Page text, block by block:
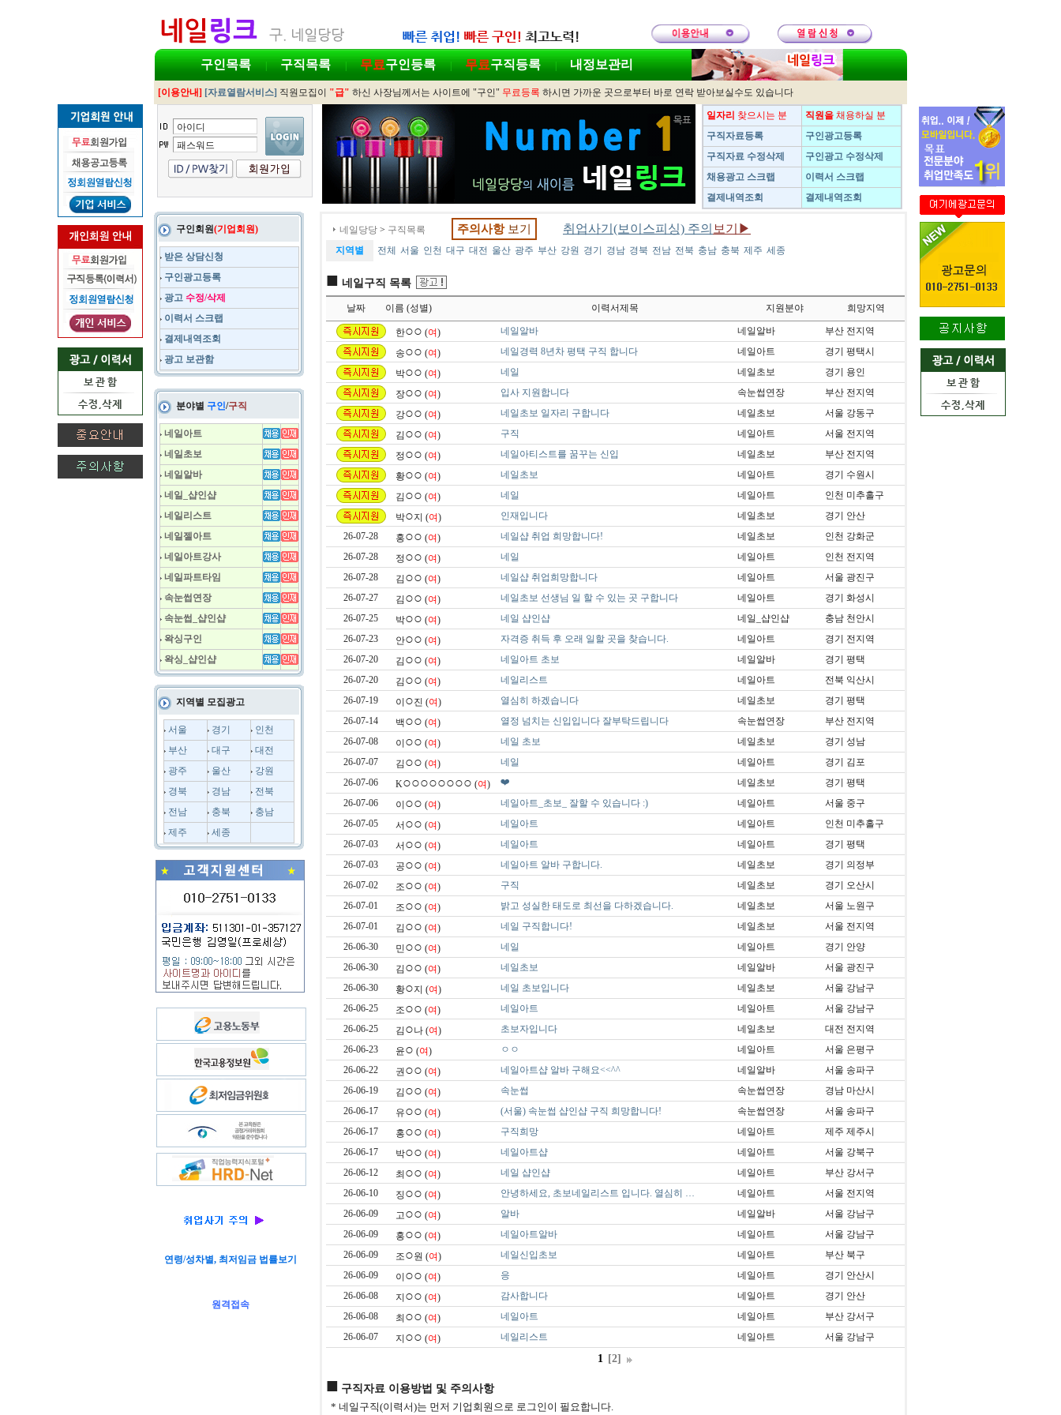
구인목록 | 구직목록 | 무료구인등록 | 무료구직등록 | 내정보관리
[이용안내] [자료열람서비스] 직원모집이 "급" 하신 사장님께서는 사이트에 "구인" 무료등록 하시면 가까운 곳으로부터 바로 연락 받아보실수도 있습니다
일자리 찾으시는 분 직원을 채용하실 분
구직자료등록
구인광고등록
구직자료 수정삭제
구인광고 수정삭제
채용광고 스크랩
이력서 스크랩
결제내역조회
결제내역조회
구인회원(기업회원)
받은 상담신청
구인광고등록
광고 수정/삭제
이력서 스크랩
결제내역조회
광고 보관함
분야별 구인/구직
네일아트
네일초보
네일알바
네일_샵인샵
네일리스트
네일젤아트
네일아트강사
네일파트타임
속눈썹연장
속눈썹_샵인샵
왁싱구인
왁싱_샵인샵
지역별 모집광고
서울 경기
인천
부산
대구
대전
광주
울산
강원
경북
경남
전북
전남
충북
충남
제주
세종
연령/성차별, 최저임금 법률보기
원격접속
네일당당 > 구직목록 주의사항 보기 취업사기(보이스피싱) 주의 보기▶
지역별 전체 서울 인천 대구 대전 울산 광주 부산 강원 경기 경남 경북 전남 전북 충남 충북 제주 세종
■ 네일구직 목록
날짜 이름 (성별) 이력서제목 지원분야 희망지역
한○○ (여) 네일알바 네일알바
부산 전지역
송○○ (여) 네일경력 8년차 평택 구직 합니다 네일아트
경기 평택시
박○○ (여) 네일 네일초보
경기 용인
장○○ (여) 입사 지원합니다 속눈썹연장
부산 전지역
강○○ (여) 네일초보 일자리 구합니다 네일초보
서울 강동구
김 ○○ (여) 구직 네일아트
서울 전지역
정○○ (여) 네일아티스트를 꿈꾸는 신입 네일초보
부산 전지역
황○○ (여) 네일초보 네일아트
경기 수원시
김 ○○ (여) 네일 네일아트
인천 미추홀구
박○지 (여) 인재입니다 네일초보
경기 안산
26-07-28
홍○○ (여) 네일샵 취업 희망합니다! 네일초보
인천 강화군
26-07-28
정○○ (여) 네일 네일아트
인천 전지역
26-07-28
김 ○○ (여) 네일샵 취업희망합니다 네일아트
서울 광진구
26-07-27
김 ○○ (여) 네일초보 선생님 일 할 수 있는 곳 구합니다 네일아트
경기 화성시
26-07-25
박○○ (여) 네일 샵인샵 네일_샵인샵
충남 천안시
26-07-23
안○○ (여) 자격증 취득 후 오래 일할 곳을 찾습니다. 네일아트
경기 전지역
26-07-20
김 ○○ (여) 네일아트 초보 네일알바
경기 평택
26-07-20
김 ○○ (여) 네일리스트 네일아트
전북 익산시
26-07-19
이 ○진 (여) 열심히 하겠습니다 네일초보
경기 평택
26-07-14
백○○ (여) 열정 넘치는 신입입니다 잘부탁드립니다 속눈썹연장
부산 전지역
26-07-08
이 ○○ (여) 네일 초보 네일초보
경기 성남
26-07-07
김 ○○ (여) 네일 네일아트
경기 김포
26-07-06
K○○○○○○○○ (여) ❤️ 네일초보
경기 평택
26-07-06
이 ○○ (여) 네일아트_초보_ 잘할 수 있습니다 :) 네일아트
서울 중구
26-07-05
서 ○○ (여) 네일아트 네일아트
인천 미추홀구
26-07-03
서 ○○ (여) 네일아트 네일아트
경기 평택
26-07-03
공○○ (여) 네일아트 알바 구합니다. 네일초보
경기 의정부
26-07-02
조○○ (여) 구직 네일초보
경기 오산시
26-07-01
조○○ (여) 밝고 성실한 태도로 최선을 다하겠습니다. 네일초보
서울 노원구
26-07-01
김 ○○ (여) 네일 구직합니다! 네일초보
서울 전지역
26-06-30
민○○ (여) 네일 네일아트
경기 안양
26-06-30
김 ○○ (여) 네일초보 네일알바
서울 광진구
26-06-30
황○지 (여) 네일 초보입니다 네일초보
서울 강남구
26-06-25
조○○ (여) 네일아트 네일아트
서울 강남구
26-06-25
김 ○나 (여) 초보자입니다 네일초보
대전 전지역
26-06-23
윤○ (여) ㅇㅇ 네일아트
서울 은평구
26-06-22
권 ○○ (여) 네일아트샵 알바 구해요<<^^ 네일알바
서울 송파구
26-06-19
김 ○○ (여) 속눈썹 속눈썹연장
경남 마산시
26-06-17
유○○ (여) (서울) 속눈썹 샵인샵 구직 희망합니다! 속눈썹연장
서울 송파구
26-06-17
홍○○ (여) 구직희망 네일아트
제주 제주시
26-06-17
박○○ (여) 네일아트샵 네일아트
서울 강북구
26-06-12
최 ○○ (여) 네일 샵인샵 네일아트
부산 강서구
26-06-10
징○○ (여) 안녕하세요, 초보네일리스트 입니다. 열심히 … 네일아트
서울 전지역
26-06-09
고○○ (여) 알바 네일알바
서울 강남구
26-06-09
홍○○ (여) 네일아트알바 네일아트
서울 강남구
26-06-09
조○원 (여) 네일신입초보 네일아트
부산 북구
26-06-09
이 ○○ (여) 응 네일아트
경기 안산시
26-06-08
지 ○○ (여) 감사합니다 네일아트
경기 안산
26-06-08
최 ○○ (여) 네일아트 네일아트
부산 강서구
26-06-07
지 ○○ (여) 네일리스트 네일아트 서울 강남구
1 [2]
■ 구직자료 이용방법 및 주의사항
* 네일구직(이력서)는 먼저 기업회원으로 로그인이 필요합니다.